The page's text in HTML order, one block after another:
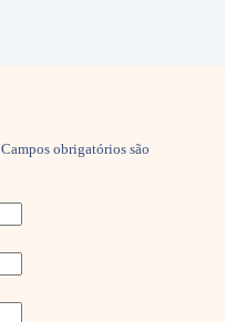
Campos obrigatórios são